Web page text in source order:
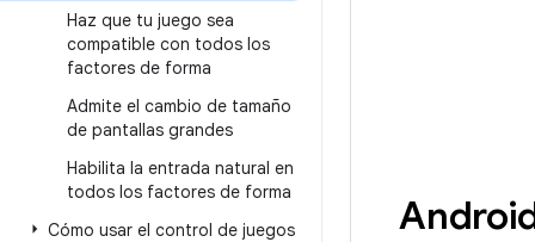
Haz que tu juego sea
compatible con todos los
factores de forma
Admite el cambio de tamaño
de pantallas grandes
Habilita la entrada natural en
todos los factores de forma
Cómo usar el control de juegos